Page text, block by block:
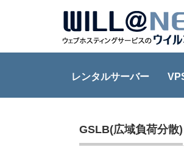
レンタルサーバー
GSLB(広域負荷分散)